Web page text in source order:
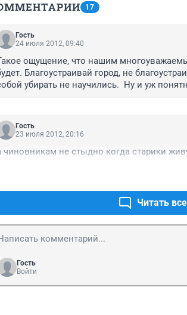
17
Гость
24 июля 2012, 09:40
ощущение, что нашим
Благоустраивай город, не
убирать не научились.  Ну и уж
Гость
23 июля 2012, 20:16
чиновникам не стыдно когда старики
Читать
Гость
Войти